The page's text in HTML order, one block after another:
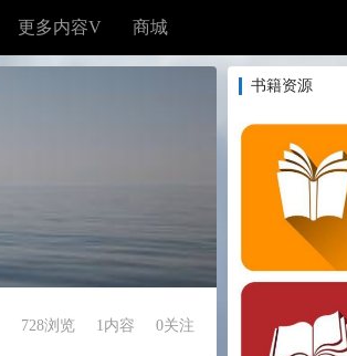
更多内容V 商城
书籍资源
728浏览 1内容 0关注